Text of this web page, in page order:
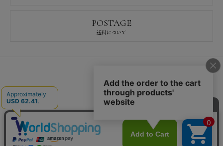
POSTAGE
送料について
採用情報
特定商取引法
プライバシーポリシー